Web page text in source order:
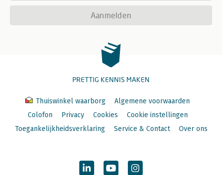
Aanmelden
PRETTIG KENNIS MAKEN
Thuiswinkel waarborg
Algemene voorwaarden
Colofon
Privacy Cookies
Cookie instellingen
Toegankelijkheidsverklaring
Service & Contact Over ons